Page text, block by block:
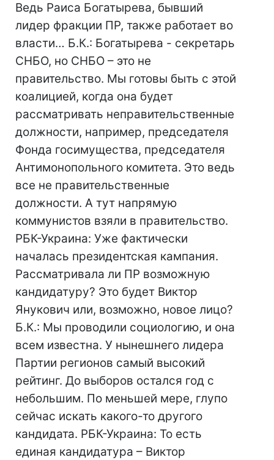
Ведь Раиса Богатырева, бывший
лидер фракции ПР, также работает во
власти… Б.К.: Богатырева - секретарь
СНБО, но СНБО – это не
правительство. Мы готовы быть с этой
коалицией, когда она будет
рассматривать неправительственные
должности, например, председателя
Фонда госимущества, председателя
Антимонопольного комитета. Это ведь
все не правительственные
должности. А тут напрямую
коммунистов взяли в правительство.
РБК-Украина: Уже фактически
началась президентская кампания.
Рассматривала ли ПР возможную
кандидатуру? Это будет Виктор
Янукович или, возможно, новое лицо?
Б.К.: Мы проводили социологию, и она
всем известна. У нынешнего лидера
Партии регионов самый высокий
рейтинг. До выборов остался год с
небольшим. По меньшей мере, глупо
сейчас искать какого-то другого
кандидата. РБК-Украина: То есть
единая кандидатура – Виктор